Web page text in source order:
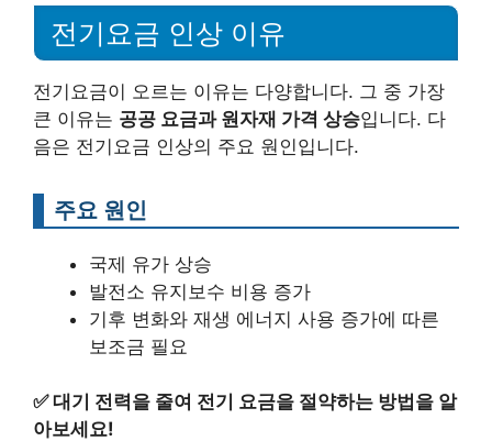
전기요금 인상 이유
전기요금이 오르는 이유는 다양합니다. 그 중 가장
큰 이유는 공공 요금과 원자재 가격 상승입니다. 다
음은 전기요금 인상의 주요 원인입니다.
주요 원인
국제 유가 상승
발전소 유지보수 비용 증가
기후 변화와 재생 에너지 사용 증가에 따른
보조금 필요
✅대기 전력을 줄여 전기 요금을 절약하는 방법을 알
아보세요!